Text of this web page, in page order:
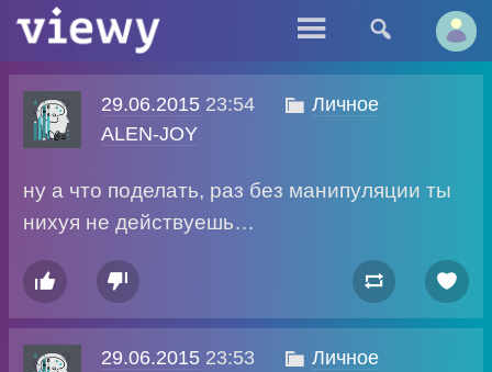
 
29.06.201523:54  Личное
ALEN-JOY
ну а что поделать, раз без манипуляции ты
нихуя не действуешь…
   
29.06.201523:53  Личное